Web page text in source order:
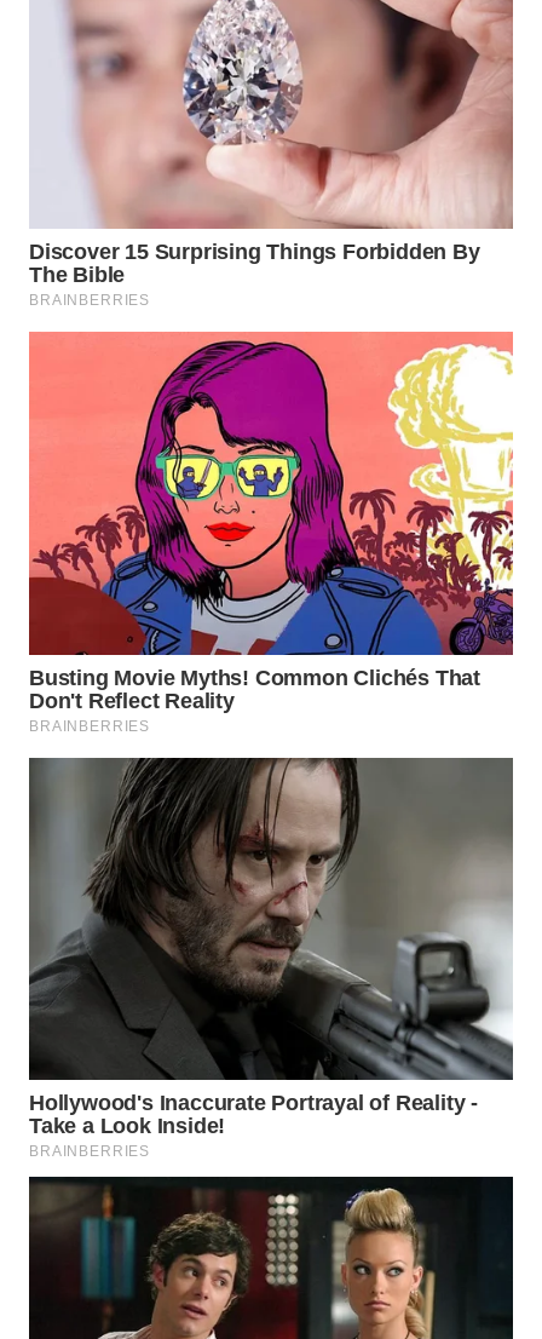
PAKPAK
KARAWANG
WN
BEKASI
TAPANULI
UTARA
WN
PADANG
LAWAS
SUMEDANG
WN
CIANJUR
KEPULAUAN
WN
TANGERANG
WN
BINJAI
WN
CIREBON